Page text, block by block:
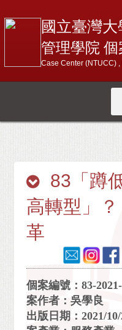
國立臺灣大
管理學院
Case Center (NTUCC)
83「蹲
高轉型」
革
個案編號
案作者：吳學良
出版日期